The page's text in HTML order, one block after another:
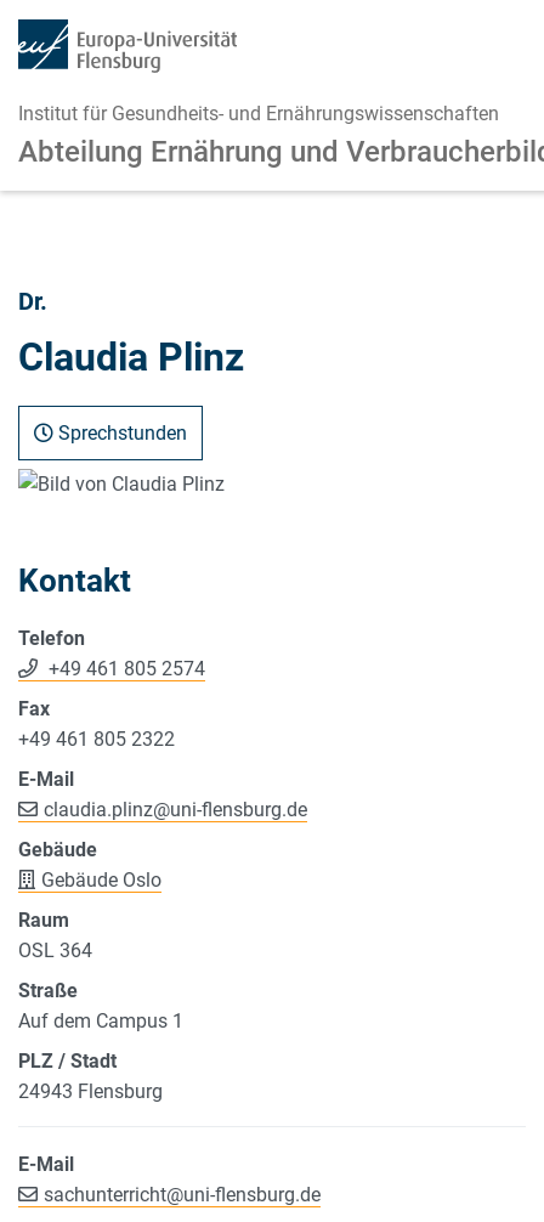
Institut für Gesundheits- und Ernährungswissenschaften
Abteilung Ernährung und
Dr.
Claudia Plinz
Sprechstunden
Kontakt
Telefon
+49 461 805 2574
Fax
+49 461 805 2322
E-Mail
claudia.plinz@uni-flensburg.de
Gebäude
Gebäude Oslo
Raum
OSL 364
Straße
Auf dem Campus 1
PLZ / Stadt
24943 Flensburg
E-Mail
sachunterricht@uni-flensburg.de